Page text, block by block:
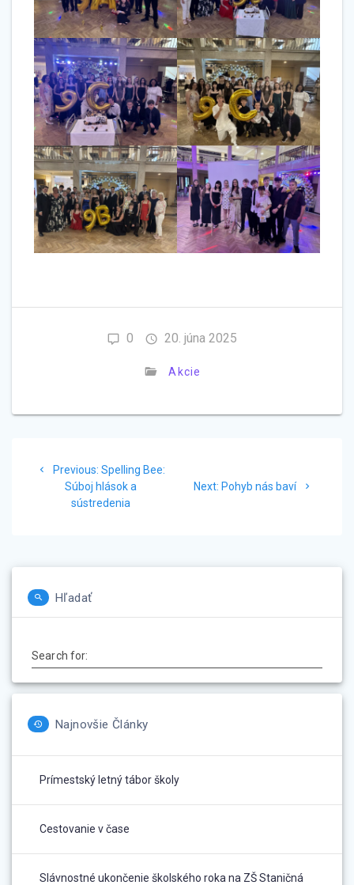
0 20. júna 2025
Akcie
Previous: Previous
post:
Spelling Bee:
Súboj hlások a
sústredenia
Next: Next
Pohyb nás baví
Hľadať
Search for:
Najnovšie Články
Prímestský letný tábor školy
Cestovanie v čase
Slávnostné ukončenie školského roka na ZŠ Staničná